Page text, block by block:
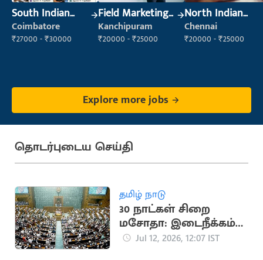
South Indian
Cook
Coimbatore
₹27000 - ₹30000
Field Marketing
Executive
Kanchipuram
₹20000 - ₹25000
North Indian
Cook
Chennai
₹20000 - ₹25000
Explore more jobs
தொடர்புடைய செய்தி
தமிழ் நாடு
30 நாட்கள் சிறை
மசோதா: இடைநீக்கம்
செய்ய நாடாளுமன்ற
Jul 12, 2026, 12:07 IST